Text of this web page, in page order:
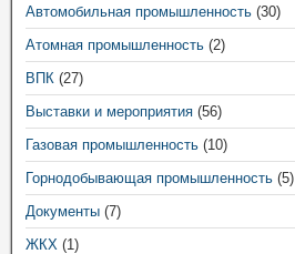
Автомобильная промышленность (30)
Атомная промышленность (2)
ВПК (27)
Выставки и мероприятия (56)
Газовая промышленность (10)
Горнодобывающая промышленность (5)
Документы (7)
ЖКХ (1)